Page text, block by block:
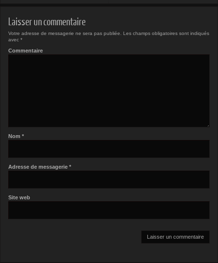
Laisser un commentaire
Votre adresse de messagerie ne sera pas publiée.
Les champs obligatoires sont indiqués
avec*
Commentaire
Nom*
Adresse de messagerie*
Site web